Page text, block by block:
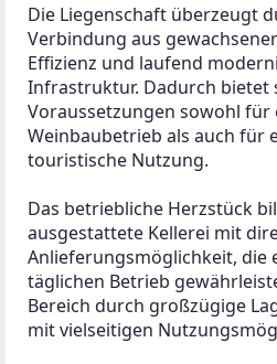
Die Liegenschaft überzeugt
Verbindung aus
Effizienz und laufend
Infrastruktur. Dadurch bietet
Voraussetzungen sowohl
Weinbaubetrieb als auch für
touristische Nutzung.
Das betriebliche Herzstück
ausgestattete Kellerei mit
Anlieferungsmöglichkeit, die
täglichen Betrieb
Bereich durch großzügige
mit vielseitigen